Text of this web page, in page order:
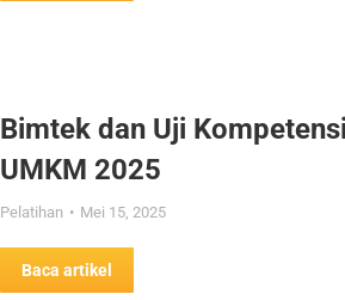
Bimtek dan Uji
UMKM 2025
Pelatihan Mei 15, 2025
Baca artikel